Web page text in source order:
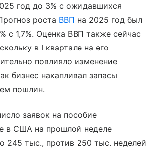
год до 3% с ожидавшихся
роста ВВП на 2025 год был
с 1,7%. Оценка ВВП также сейчас
в I квартале на его
повлияло изменение
бизнес накапливал запасы
пошлин.
заявок на пособие
в США на прошлой неделе
245 тыс., против 250 тыс. неделей